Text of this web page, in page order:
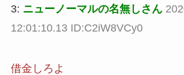
3: ニューノーマルの名無しさん
12:01:10.13 ID:C2iW8VCy0
借金しろよ